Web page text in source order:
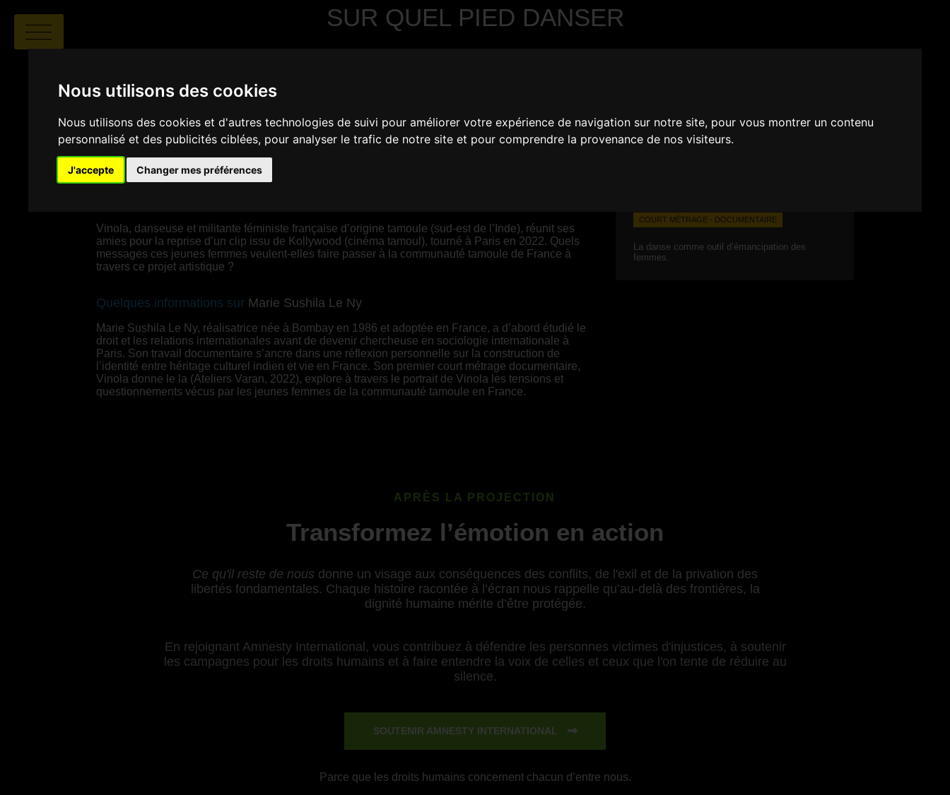
Nous utilisons des cookies
Nous utilisons des cookies et d'autres technologies de suivi pour améliorer votre expérience de navigation sur notre site, pour vous montrer un contenu
personnalisé et des publicités ciblées, pour analyser le trafic de notre site et pour comprendre la provenance de nos visiteurs.
J'accepte Changer mes préférences
SUR QUEL PIED DANSER
Marie Sushila Le Ny | 00:20
Vinola, danseuse et militante féministe française d’origine tamoule (sud-est de l’Inde), réunit ses
amies pour la reprise d’un clip issu de Kollywood (cinéma tamoul), tourné à Paris en 2022. Quels
messages ces jeunes femmes veulent-elles faire passer à la communauté tamoule de France à
travers ce projet artistique ?
Quelques informations sur Marie Sushila Le Ny
Marie Sushila Le Ny, réalisatrice née à Bombay en 1986 et adoptée en France, a d’abord étudié le
droit et les relations internationales avant de devenir chercheuse en sociologie internationale à
Paris. Son travail documentaire s’ancre dans une réflexion personnelle sur la construction de
l’identité entre héritage culturel indien et vie en France. Son premier court métrage documentaire,
Vinola donne le la (Ateliers Varan, 2022), explore à travers le portrait de Vinola les tensions et
questionnements vécus par les jeunes femmes de la communauté tamoule en France.
COURT MÉTRAGE - DOCUMENTAIRE
La danse comme outil d’émancipation des
femmes.
APRÈS LA PROJECTION
Transformez l’émotion en action
Ce qu'il reste de nous donne un visage aux conséquences des conflits, de l'exil et de la privation des
libertés fondamentales. Chaque histoire racontée à l’écran nous rappelle qu’au-delà des frontières, la
dignité humaine mérite d’être protégée.
En rejoignant Amnesty International, vous contribuez à défendre les personnes victimes d'injustices, à soutenir
les campagnes pour les droits humains et à faire entendre la voix de celles et ceux que l'on tente de réduire au
silence.
SOUTENIR AMNESTY INTERNATIONAL
Parce que les droits humains concernent chacun d’entre nous.